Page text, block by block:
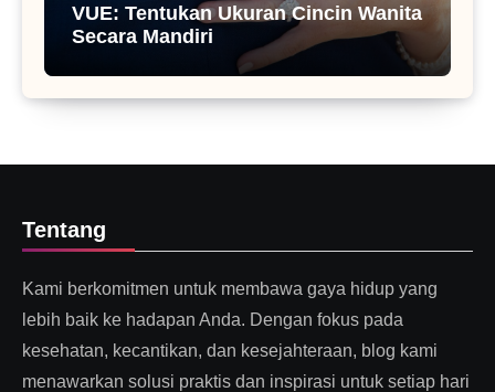
VUE: Tentukan Ukuran Cincin Wanita
Secara Mandiri
Tentang
Kami berkomitmen untuk membawa gaya hidup yang
lebih baik ke hadapan Anda. Dengan fokus pada
kesehatan, kecantikan, dan kesejahteraan, blog kami
menawarkan solusi praktis dan inspirasi untuk setiap hari